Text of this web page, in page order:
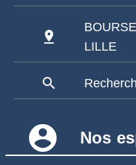
pin_drop
LILLE
search
account_circle Nos